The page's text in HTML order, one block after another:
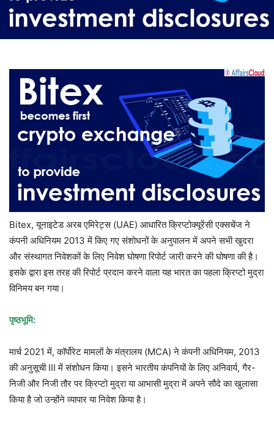
Bitex, यूनाइटेड अरब एमिरेट्स (UAE) आधारित क्रिप्टोक्यूरेंसी एक्सचेंज ने
कंपनी अधिनियम 2013 में किए गए संशोधनों के अनुपालन में अपने सभी खुदरा
और संस्थागत निवेशकों के लिए निवेश घोषणा रिपोर्ट जारी करने की घोषणा की है।
इसके द्वारा इस तरह की रिपोर्ट प्रदान करने वाला यह भारत का पहला क्रिप्टो मुद्रा
विनिमय बन गया।
पृष्ठभूमि:
मार्च 2021 में, कॉर्पोरेट मामलों के मंत्रालय (MCA) ने कंपनी अधिनियम, 2013
की अनुसूची III में संशोधन किया। इसने भारतीय कंपनियों के लिए अनिवार्य, गैर-
निजी और निजी तौर पर क्रिप्टो मुद्रा या आभासी मुद्रा में अपने सौदे का खुलासा
किया है जो उन्होंने व्यापार या निवेश किया है।